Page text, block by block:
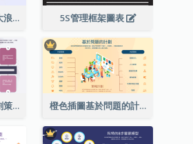
精益生產管理的八大浪費 5S管理框架圖表
基於紫色問題的規劃策略分析 橙色插圖基於問題的計劃策略分析